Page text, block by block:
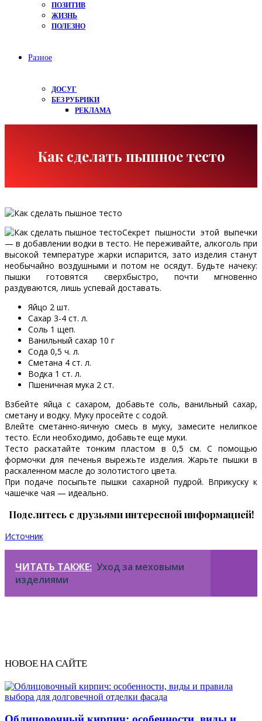
ПОЗИТИВ
ЖИЗНЬ
ПОЛЕЗНО
Разное
ДОСУГ
БЕЗ РУБРИКИ
РЕКЛАМА
Как сделать пышное тесто
Секрет пышности этой выпечки
— в добавлении водки в тесто. Не переживайте, алкоголь при
высокой температуре жарки испарится, зато изделия станут
необычайно воздушными и потом не осядут. Будьте начеку:
пышки готовятся сверхбыстро, почти мгновенно
раздуваются, лишь успевай доставать.
Яйцо 2 шт.
Сахар 3-4 ст. л.
Соль 1 щеп.
Ванильный сахар 10 г
Сода 0,5 ч. л.
Сметана 4 ст. л.
Водка 1 ст. л.
Пшеничная мука 2 ст.
Взбейте яйца с сахаром, добавьте соль, ванильный сахар,
сметану и водку. Муку просейте с содой.
Влейте сметанно-яичную смесь в муку, замесите нелипкое
тесто. Если необходимо, добавьте еще муки.
Тесто раскатайте тонким пластом в 0,5 см. С помощью
формочки для печенья вырежьте изделия. Жарьте пышки в
раскаленном масле до золотистого цвета.
При подаче посыпьте пышки сахарной пудрой. Вприкуску к
чашечке чая — идеально.
Поделитесь с друзьями интересной информацией!
Источник
ЧИТАТЬ ТАКЖЕ: Уход за меховыми
изделиями
НОВОЕ НА САЙТЕ